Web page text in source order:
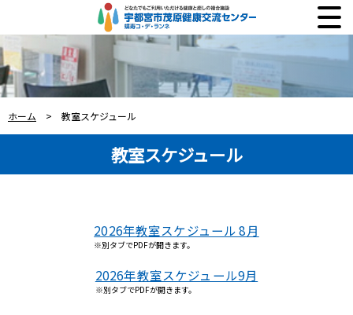
ホーム > 教室スケジュール
教室スケジュール
2026年教室スケジュール 8月
※別タブでPDFが開きます。
2026年教室スケジュール9月
※別タブでPDFが開きます。